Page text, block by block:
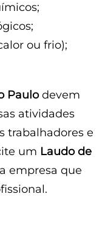
ou frio);
Paulodevem
atividades
trabalhadores e
um Laudo de
empresa que